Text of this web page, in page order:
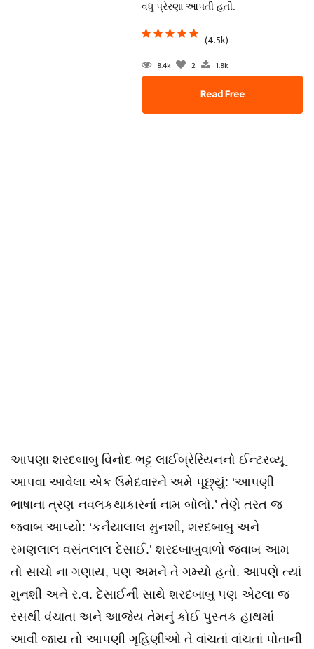
વધુ પ્રેરણા આપતી હતી.
(4.5k)
8.4k 2 1.8k
Read Free
આપણા શરદબાબુ વિનોદ ભટ્ટ લાઈબ્રેરિયનનો ઈન્ટરવ્યૂ
આપવા આવેલા એક ઉમેદવારને અમે પૂછ્યું: ‘આપણી
ભાષાના ત્રણ નવલકથાકારનાં નામ બોલો.’ તેણે તરત જ
જવાબ આપ્યો: ‘કનૈયાલાલ મુનશી, શરદબાબુ અને
રમણલાલ વસંતલાલ દેસાઈ.’ શરદબાબુવાળો જવાબ આમ
તો સાચો ના ગણાય, પણ અમને તે ગમ્યો હતો. આપણે ત્યાં
મુનશી અને ર.વ. દેસાઈની સાથે શરદબાબુ પણ એટલા જ
રસથી વંચાતા અને આજેય તેમનું કોઈ પુસ્તક હાથમાં
આવી જાય તો આપણી ગૃહિણીઓ તે વાંચતાં વાંચતાં પોતાની